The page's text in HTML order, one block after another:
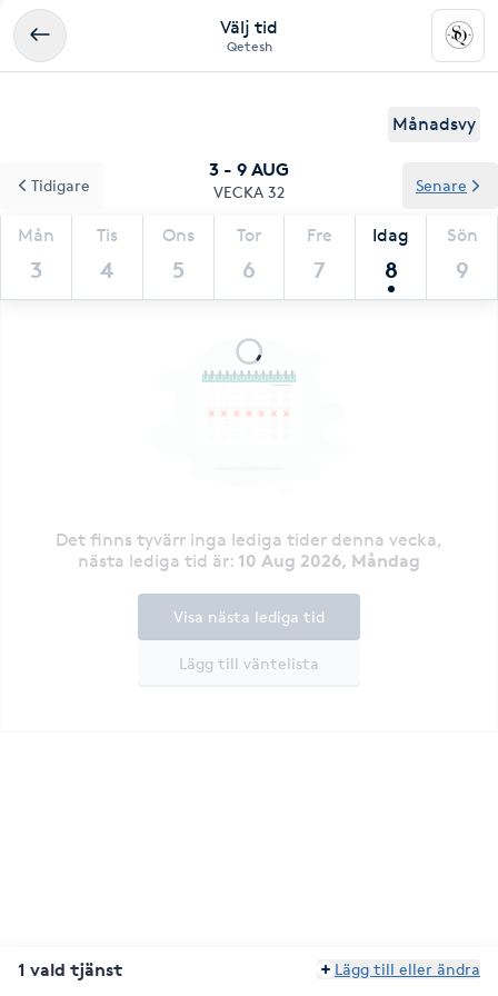
Välj tid
Qetesh
Månadsvy
3 - 9 AUG
VECKA 32
Mån
3
Tis
4
Ons
5
Tor
6
Fre
7
Idag
8
Sön
9
Tidigare Senare
Det finns tyvärr inga lediga tider denna vecka,
nästa lediga tid är: 10 Aug 2026, Måndag
Lägg till väntelista
Visa nästa lediga tid
1 vald tjänst Lägg till eller ändra